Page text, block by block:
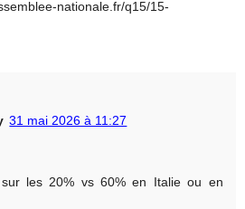
nationale.fr/q15/15-
31 mai 2026 à 11:27
les 20% vs 60% en Italie ou en